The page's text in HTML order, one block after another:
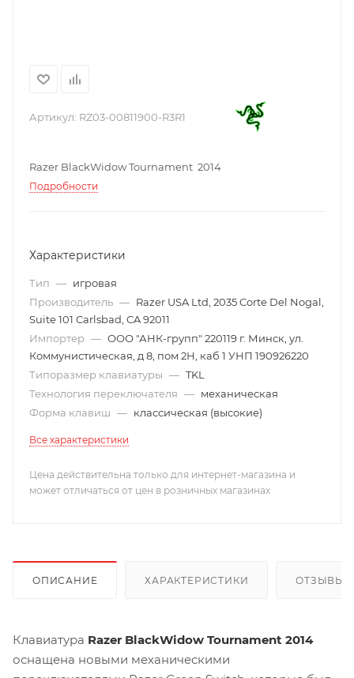
Артикул: RZ03-00811900-R3R1
Razer BlackWidow Tournament 2014
Подробности
Характеристики
Тип — игровая
Производитель — Razer USA Ltd, 2035 Corte Del Nogal,
Suite 101 Carlsbad, CA 92011
Импортер — ООО "АНК-групп" 220119 г. Минск, ул.
Коммунистическая, д 8, пом 2Н, каб 1 УНП 190926220
Типоразмер клавиатуры — TKL
Технология переключателя — механическая
Форма клавиш — классическая (высокие)
Все характеристики
Цена действительна только для интернет-магазина и
может отличаться от цен в розничных магазинах
ОПИСАНИЕ ХАРАКТЕРИСТИКИ ОТЗЫВЫ
Клавиатура Razer BlackWidow Tournament 2014
оснащена новыми механическими